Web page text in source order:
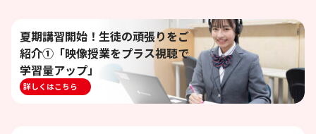
夏期講習開始！生徒の頑張りをご
紹介①「映像授業をプラス視聴で
学習量アップ」
詳しくはこちら